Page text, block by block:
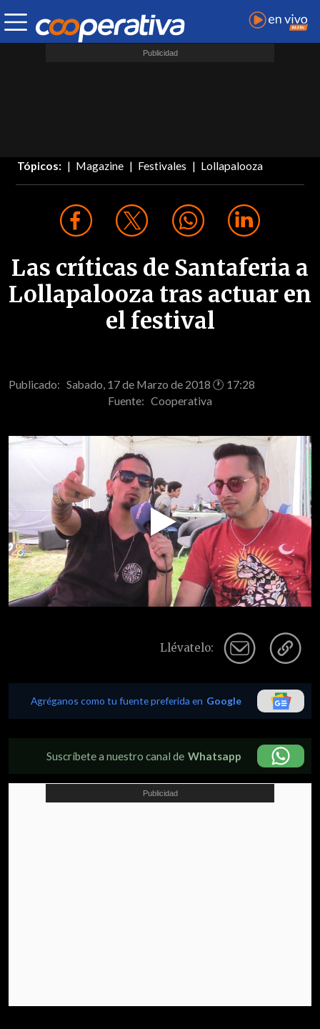
Tópicos: Magazine Festivales Lollapalooza
Las críticas de Santaferia a
Lollapalooza tras actuar en
el festival
Publicado: Sabado, 17 de Marzo de 2018 🕐 17:28
Fuente: Cooperativa
Play
Video
Llévatelo:
Agréganos como tu fuente preferida en Google
Suscríbete a nuestro canal de Whatsapp